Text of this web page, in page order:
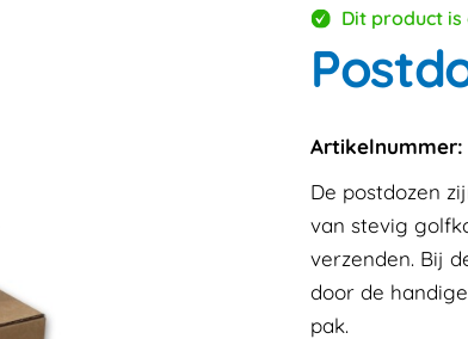
Dit product
Artikelnummer:
De postdozen
van stevig
verzenden. Bij
door de
pak.